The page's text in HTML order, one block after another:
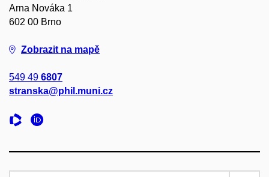
Arna Nováka 1
602 00 Brno
Zobrazit na mapě
549 49 6807
stranska@phil.muni.cz